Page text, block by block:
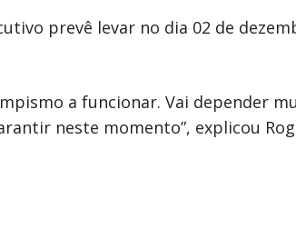
prevê levar no dia 02 de
a funcionar. Vai depender
neste momento”, explicou